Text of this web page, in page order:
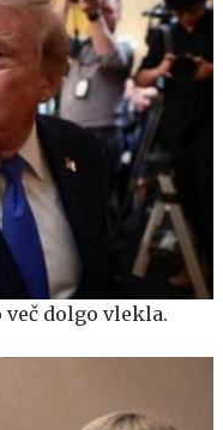
več dolgo vlekla.